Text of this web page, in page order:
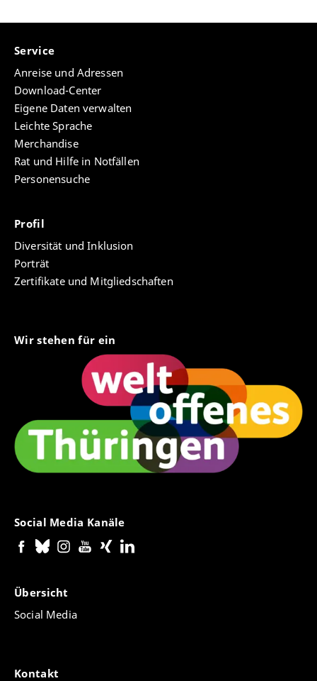
Service
Anreise und Adressen
Download-Center
Eigene Daten verwalten
Leichte Sprache
Merchandise
Rat und Hilfe in Notfällen
Personensuche
Profil
Diversität und Inklusion
Porträt
Zertifikate und Mitgliedschaften
Wir stehen für ein
Social Media Kanäle
Übersicht
Social Media
Kontakt